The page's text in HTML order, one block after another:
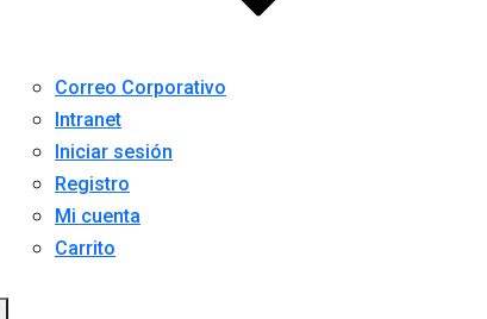
Correo Corporativo
Intranet
Iniciar sesión
Registro
Mi cuenta
Carrito